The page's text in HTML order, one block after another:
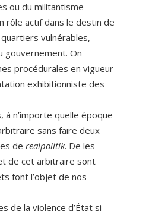
ou du militantisme
rôle actif dans le destin de
vulnérables,
gouvernement. On
procédurales en vigueur
exhibitionniste des
n’importe quelle époque
sans faire deux
de realpolitik. De les
de cet arbitraire sont
font l’objet de nos
de la violence d’État si